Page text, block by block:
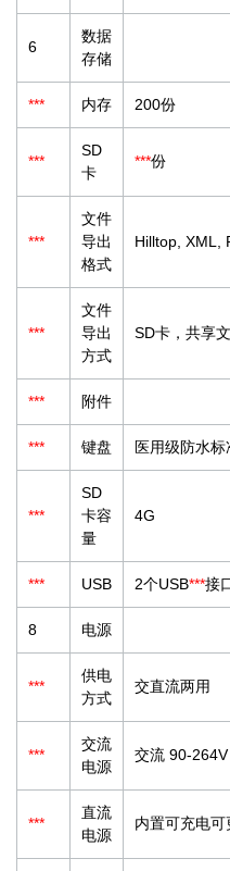
6
数据
存储
*** 内存 200份
***
SD
卡
***份
***
文件
导出
格式
Hilltop, XML,
***
文件
导出
方式
SD卡，共享
*** 附件
*** 键盘 医用级防水
***
SD
卡容
量
4G
*** USB 2个USB***接
8 电源
***
供电
方式
交直流两用
***
交流
电源
交流 90-
***
直流
电源
内置可充电可